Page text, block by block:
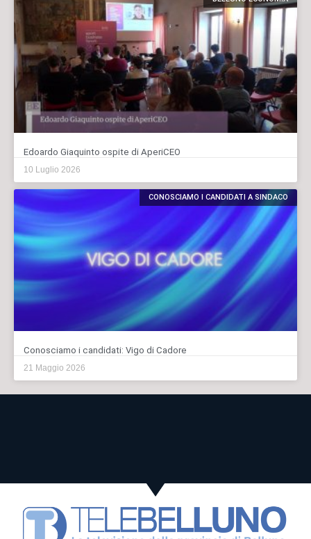
Edoardo Giaquinto ospite di AperiCEO
10 Luglio 2026
CONOSCIAMO I CANDIDATI A SINDACO
Conosciamo i candidati: Vigo di Cadore
21 Maggio 2026